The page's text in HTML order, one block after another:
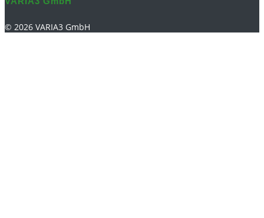
© 2026 VARIA3 GmbH